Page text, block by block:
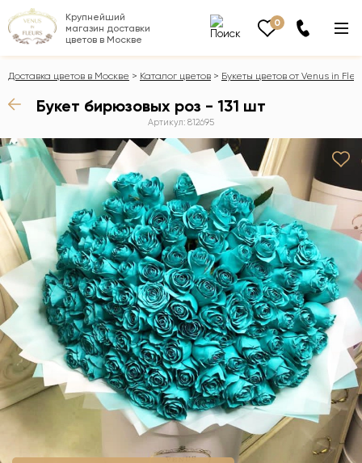
Крупнейший
магазин доставки
цветов в Москве
0
Доставка цветов в Москве Каталог цветов Букеты цветов от Venus in
Букет бирюзовых роз - 131 шт
Артикул: 812695